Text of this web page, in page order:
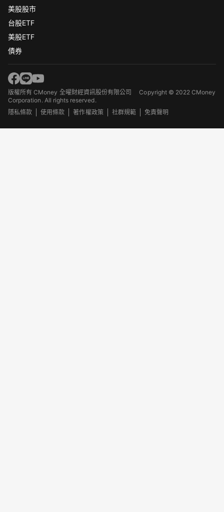
美股股市
台股ETF
美股ETF
債券
版權所有 CMoney 全曜財經資訊股份有限公司Copyright © 2022 CMoney
Corporation. All rights reserved.
隱私條款
使用條款 著作權政策 社群規範 免責聲明